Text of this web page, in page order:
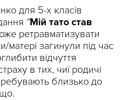
для 5-х класів
“Мій тато став
ретравматизувати
матері загинули під час
відчуття
в тих, чиї родичі
близько до